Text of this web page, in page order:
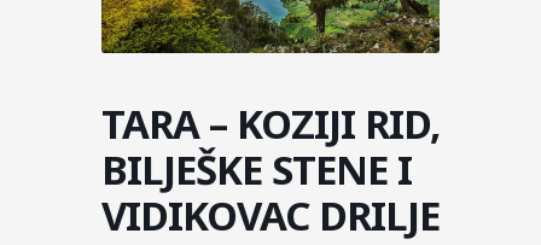
TARA – KOZIJI RID,
BILJEŠKE STENE I
VIDIKOVAC DRILJE